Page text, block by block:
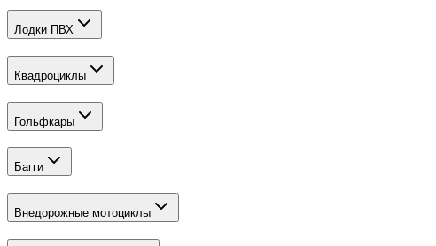
Лодки ПВХ
Квадроциклы
Гольфкары
Багги
Внедорожные мотоциклы